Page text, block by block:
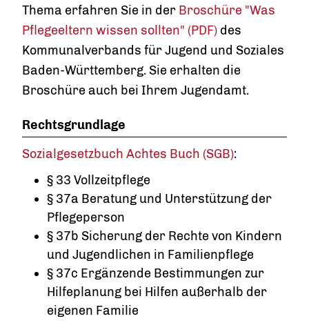
Thema erfahren Sie in der Broschüre "Was
Pflegeeltern wissen sollten" (PDF) des
Kommunalverbands für Jugend und Soziales
Baden-Württemberg. Sie erhalten die
Broschüre auch bei Ihrem Jugendamt.
Rechtsgrundlage
Sozialgesetzbuch Achtes Buch (SGB):
§ 33 Vollzeitpflege
§ 37a Beratung und Unterstützung der
Pflegeperson
§ 37b Sicherung der Rechte von Kindern
und Jugendlichen in Familienpflege
§ 37c Ergänzende Bestimmungen zur
Hilfeplanung bei Hilfen außerhalb der
eigenen Familie